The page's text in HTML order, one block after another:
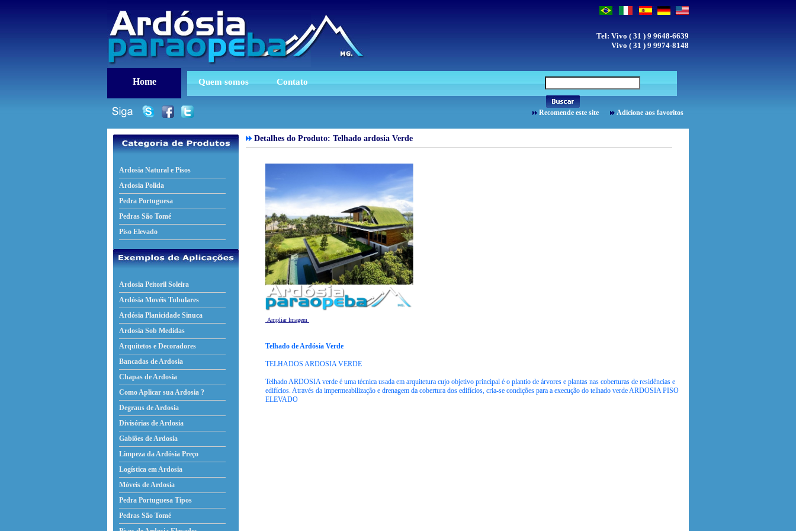
Tel: Vivo ( 31 ) 9 9648-6639
Vivo ( 31 ) 9 9974-8148
Home Quem somos Contato
Recomende este site Adicione aos favoritos
Ardosia Natural e Pisos
Ardosia Polida
Pedra Portuguesa
Pedras São Tomé
Piso Elevado
Ardosia Peitoril Soleira
Ardósia Movéis Tubulares
Ardósia Planicidade Sinuca
Ardosia Sob Medidas
Arquitetos e Decoradores
Bancadas de Ardosia
Chapas de Ardosia
Como Aplicar sua Ardosia ?
Degraus de Ardosia
Divisórias de Ardosia
Gabiões de Ardosia
Limpeza da Ardósia Preço
Logística em Ardosia
Móveis de Ardosia
Pedra Portuguesa Tipos
Pedras São Tomé
Detalhes do Produto: Telhado ardosia Verde
Ampliar Imagem
Telhado de Ardósia Verde
TELHADOS ARDOSIA VERDE
Telhado ARDOSIA verde é uma técnica usada em arquitetura cujo objetivo principal é o plantio de árvores e plantas nas coberturas de residências e
edifícios. Através da impermeabilização e drenagem da cobertura dos edifícios, cria-se condições para a execução do telhado verde ARDOSIA PISO
ELEVADO